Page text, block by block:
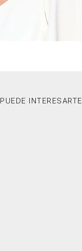
PUEDE INTERESARTE